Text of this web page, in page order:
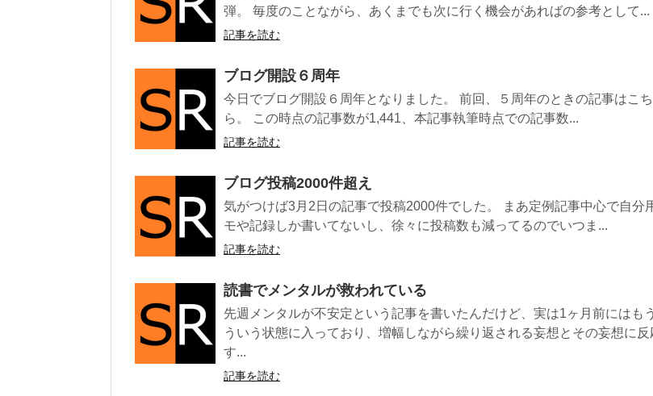
弾。 毎度のことながら、あくまでも次に行く機会があればの参考として...
記事を読む
ブログ開設６周年
今日でブログ開設６周年となりました。 前回、５周年のときの記事はこち
ら。 この時点の記事数が1,441、本記事執筆時点での記事数...
記事を読む
ブログ投稿2000件超え
気がつけば3月2日の記事で投稿2000件でした。 まあ定例記事中心で自分
モや記録しか書いてないし、徐々に投稿数も減ってるのでいつま...
記事を読む
読書でメンタルが救われている
先週メンタルが不安定という記事を書いたんだけど、実は1ヶ月前にはも
ういう状態に入っており、増幅しながら繰り返される妄想とその妄想に反
す...
記事を読む